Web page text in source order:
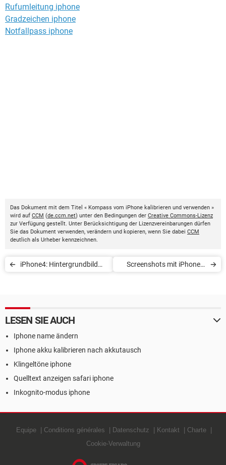
Rufumleitung iphone
Gradzeichen iphone
Notfallpass iphone
Das Dokument mit dem Titel « Kompass vom iPhone kalibrieren und verwenden »
wird auf CCM (de.ccm.net) unter den Bedingungen der Creative Commons-Lizenz
zur Verfügung gestellt. Unter Berücksichtigung der Lizenzvereinbarungen dürfen
Sie das Dokument verwenden, verändern und kopieren, wenn Sie dabei CCM
deutlich als Urheber kennzeichnen.
iPhone4: Hintergrundbild
Screenshots mit iPhone 4
LESEN SIE AUCH
Iphone name ändern
Iphone akku kalibrieren nach akkutausch
Klingeltöne iphone
Quelltext anzeigen safari iphone
Inkognito-modus iphone
Equipe Conditions générales Datenschutz Kontakt
Charte
Cookie-Verwaltung